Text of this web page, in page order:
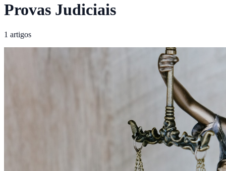
Provas Judiciais
1 artigos